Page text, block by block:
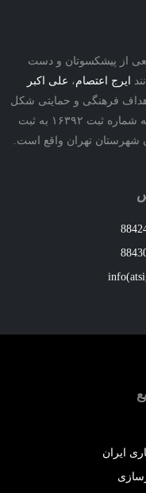
و دست
اعتصام،علی اکبر
و حمایتی شکل
گرفته‌است. انجمن در تاریخ ۱۳۸۲/۱۲/۲۵ به شماره ثبت ۱۶۳۹۲ به ثبت
تهران واقع است.